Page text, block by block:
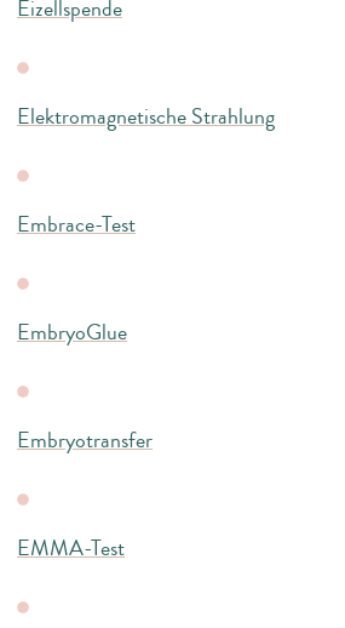
Eizellspende
Elektromagnetische Strahlung
Embrace-Test
EmbryoGlue
Embryotransfer
EMMA-Test